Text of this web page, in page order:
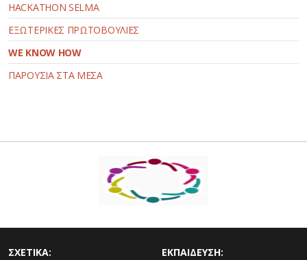
HACKATHON SELMA
ΕΞΩΤΕΡΙΚΕΣ ΠΡΩΤΟΒΟΥΛΙΕΣ
WE KNOW HOW
ΠΑΡΟΥΣΙΑ ΣΤΑ ΜΕΣΑ
ΣΧΕΤΙΚΑ: ΕΚΠΑΙΔΕΥΣΗ: